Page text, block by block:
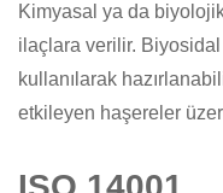
Kimyasal ya da
ilaçlara verilir.
kullanılarak
etkileyen haşereler